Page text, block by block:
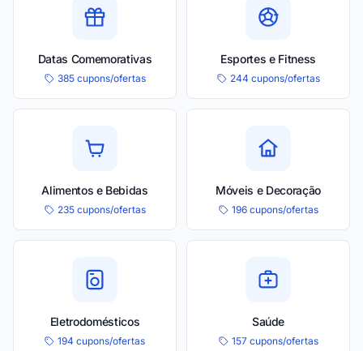
Datas Comemorativas
385 cupons/ofertas
Esportes e Fitness
244 cupons/ofertas
Alimentos e Bebidas
235 cupons/ofertas
Móveis e Decoração
196 cupons/ofertas
Eletrodomésticos
194 cupons/ofertas
Saúde
157 cupons/ofertas